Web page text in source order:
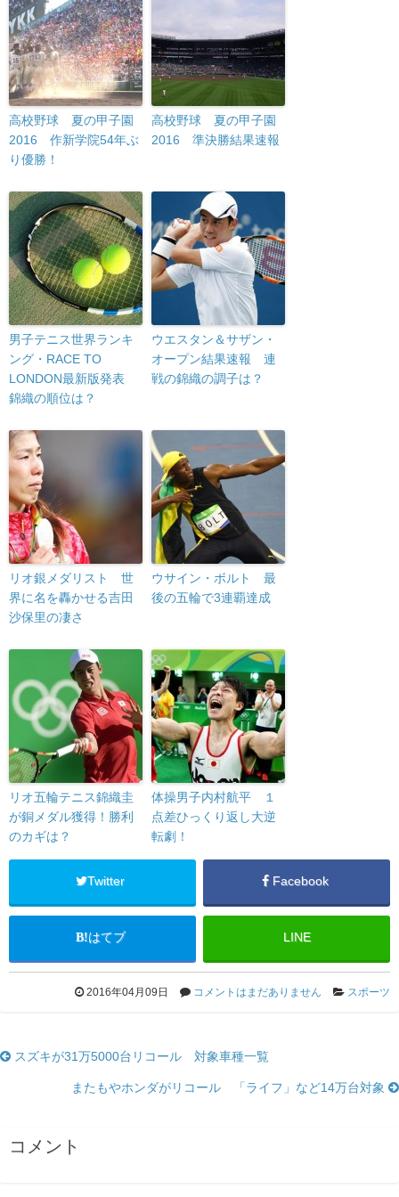
高校野球 夏の甲子園
2016 作新学院54年ぶ
り優勝！
高校野球 夏の甲子園
2016 準決勝結果速報
男子テニス世界ランキ
ング・RACE TO
LONDON最新版発表
錦織の順位は？
ウエスタン＆サザン・
オープン結果速報 連
戦の錦織の調子は？
リオ銀メダリスト 世
界に名を轟かせる吉田
沙保里の凄さ
ウサイン・ボルト 最
後の五輪で3連覇達成
リオ五輪テニス錦織圭
が銅メダル獲得！勝利
のカギは？
体操男子内村航平 １
点差ひっくり返し大逆
転劇！
Twitter Facebook
はてブ LINE
2016年04月09日 コメントはまだありません スポーツ
スズキが31万5000台リコール 対象車種一覧
またもやホンダがリコール 「ライフ」など14万台対象
コメント